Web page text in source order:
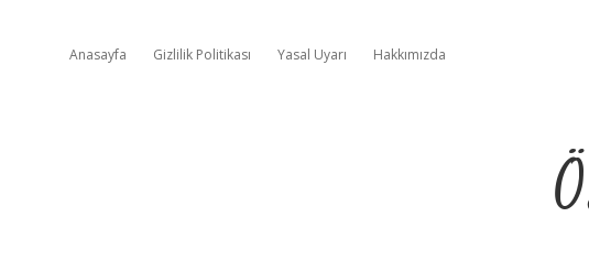
Anasayfa Gizlilik Politikası Yasal Uyarı Hakkımızda